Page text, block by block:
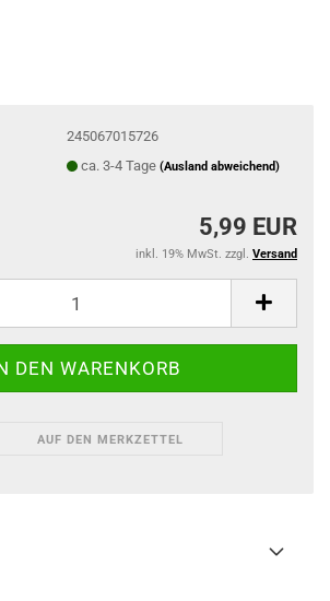
245067015726
ca. 3-4 Tage (Ausland abweichend)
5,99 EUR
inkl. 19% MwSt. zzgl. Versand
AUF DEN MERKZETTEL